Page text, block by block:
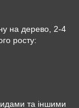
на дерево, 2-4
росту:
та іншими